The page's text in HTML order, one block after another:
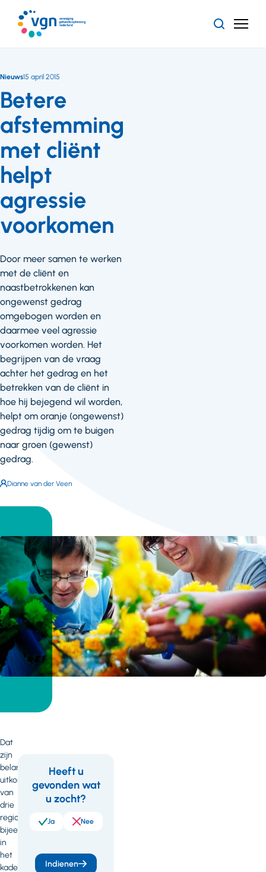
naar
hoofdinhoud
ZoekenMenu
Betere
afstemming
met cliënt
helpt
agressie
voorkomen
Nieuws15 april 2015
Door meer samen te werken
met de cliënt en
naastbetrokkenen kan
ongewenst gedrag
omgebogen worden en
daarmee veel agressie
voorkomen worden. Het
begrijpen van de vraag
achter het gedrag en het
betrekken van de cliënt in
hoe hij bejegend wil worden,
helpt om oranje (ongewenst)
gedrag tijdig om te buigen
naar groen (gewenst)
gedrag.
Auteur:
Dianne van der Veen
Dat
zijn
belangrijke
uitkomsten
van
drie
regionale
bijeenkomsten
in
het
kader
Wil
meer
of
Feedback
Heeft u
gevonden wat
u zocht?
Ja Nee
Indienen